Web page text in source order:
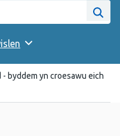
Cymru
byddem yn croesawu eich